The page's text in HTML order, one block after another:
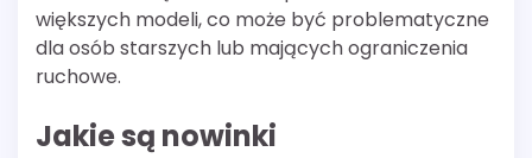
większych modeli, co może być problematyczne
dla osób starszych lub mających ograniczenia
ruchowe.
Jakie są nowinki